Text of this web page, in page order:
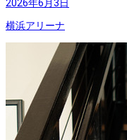
2026年6月3日
横浜アリーナ